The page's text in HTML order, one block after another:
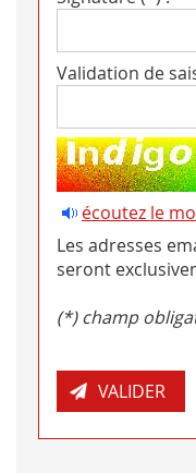
Validation de
écoutez le
Les adresses
seront
(*) champ